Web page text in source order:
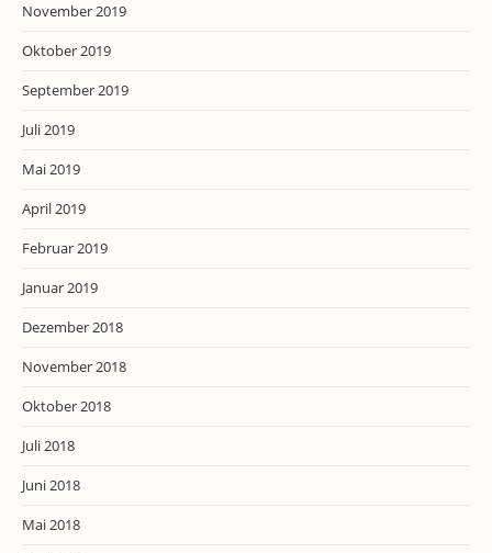
November 2019
Oktober 2019
September 2019
Juli 2019
Mai 2019
April 2019
Februar 2019
Januar 2019
Dezember 2018
November 2018
Oktober 2018
Juli 2018
Juni 2018
Mai 2018